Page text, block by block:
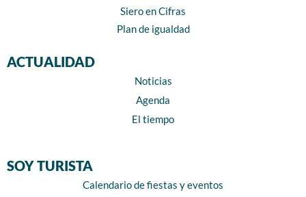
Siero en Cifras
Plan de igualdad
ACTUALIDAD
Noticias
Agenda
El tiempo
SOY TURISTA
Calendario de fiestas y eventos